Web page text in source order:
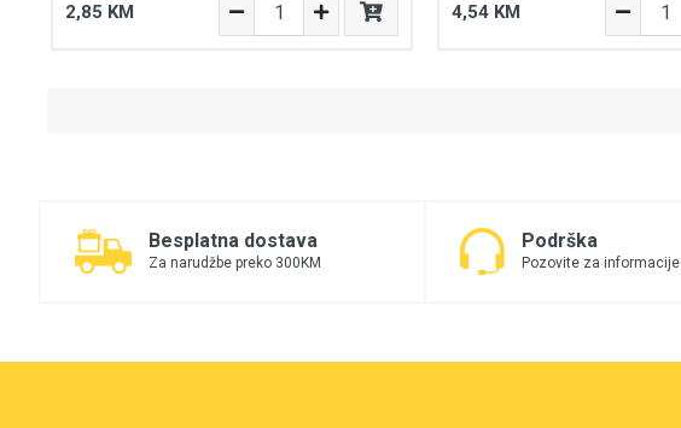
2,85 KM 4,54 KM
Besplatna dostava
Za narudžbe preko 300KM
Podrška
Pozovite za informacije